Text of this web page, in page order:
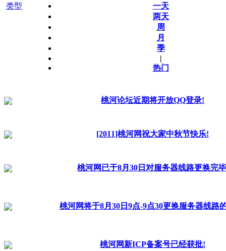
类型
一天
两天
周
月
季
|
热门
桃河论坛近期将开放QQ登录!
[2011]桃河网祝大家中秋节快乐!
桃河网已于8月30日对服务器线路更换完
桃河网将于8月30日9点-9点30更换服务器线路
桃河网新ICP备案号已经获批!